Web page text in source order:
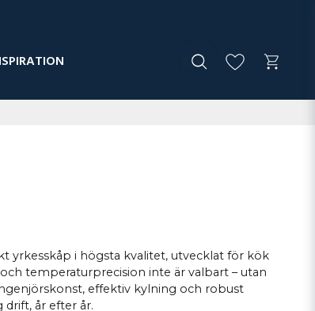
yrkesskåp i högsta kvalitet, utvecklat för kök
temperaturprecision inte är valbart – utan
effektiv kylning och robust
år efter år.